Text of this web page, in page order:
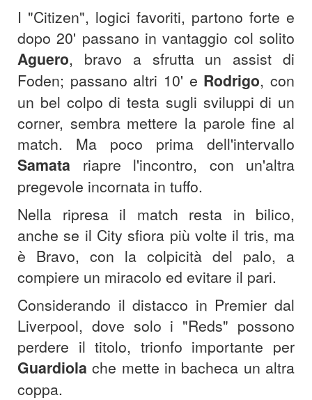
I "Citizen", logici favoriti, partono forte e
dopo 20' passano in vantaggio col solito
Aguero, bravo a sfrutta un assist di
Foden; passano altri 10' e Rodrigo, con
un bel colpo di testa sugli sviluppi di un
corner, sembra mettere la parole fine al
match. Ma poco prima dell'intervallo
Samata riapre l'incontro, con un'altra
pregevole incornata in tuffo.
Nella ripresa il match resta in bilico,
anche se il City sfiora più volte il tris, ma
è Bravo, con la colpicità del palo, a
compiere un miracolo ed evitare il pari.
Considerando il distacco in Premier dal
Liverpool, dove solo i "Reds" possono
perdere il titolo, trionfo importante per
Guardiola che mette in bacheca un altra
coppa.